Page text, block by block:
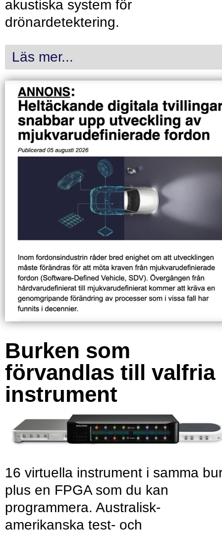
akustiska system för
drönardetektering.
Läs mer...
Burken som
förvandlas till valfria
instrument
16 virtuella instrument i samma
plus en FPGA som du kan
programmera. Australisk-
amerikanska test- och